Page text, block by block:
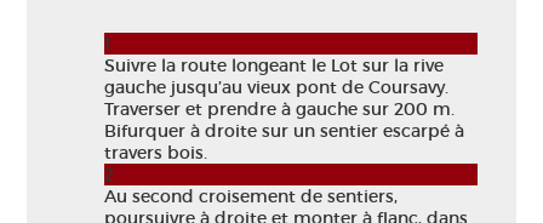
1
Suivre la route longeant le Lot sur la rive
gauche jusqu’au vieux pont de Coursavy.
Traverser et prendre à gauche sur 200 m.
Bifurquer à droite sur un sentier escarpé à
travers bois.
2
Au second croisement de sentiers,
poursuivre à droite et monter à flanc, dans